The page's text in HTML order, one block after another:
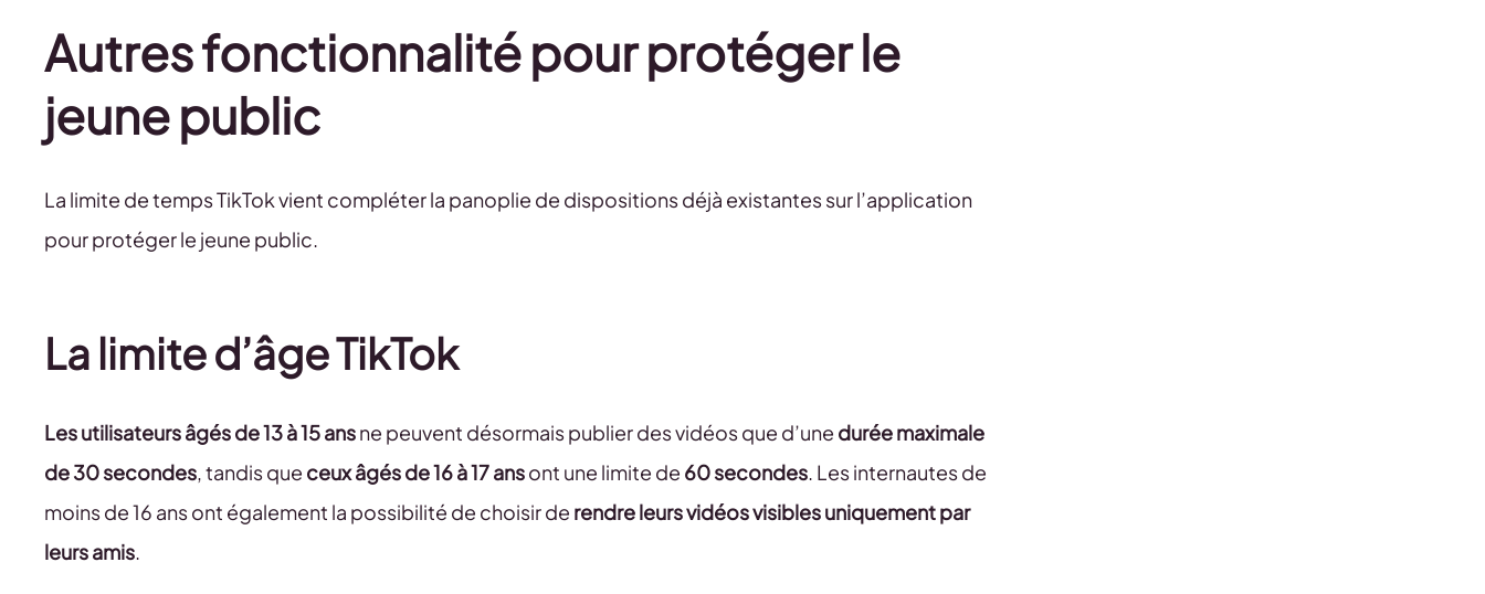
Autres fonctionnalité pour protéger le
jeune public
La limite de temps TikTok vient compléter la panoplie de dispositions déjà existantes sur l’application
pour protéger le jeune public.
La limite d’âge TikTok
Les utilisateurs âgés de 13 à 15 ansne peuvent désormais publier des vidéos que d’une durée maximale
de 30 secondes, tandis que ceux âgés de 16 à 17 ansont une limite de 60 secondes. Les internautes de
moins de 16 ans ont également la possibilité de choisir de rendre leurs vidéos visibles uniquement par
leurs amis.